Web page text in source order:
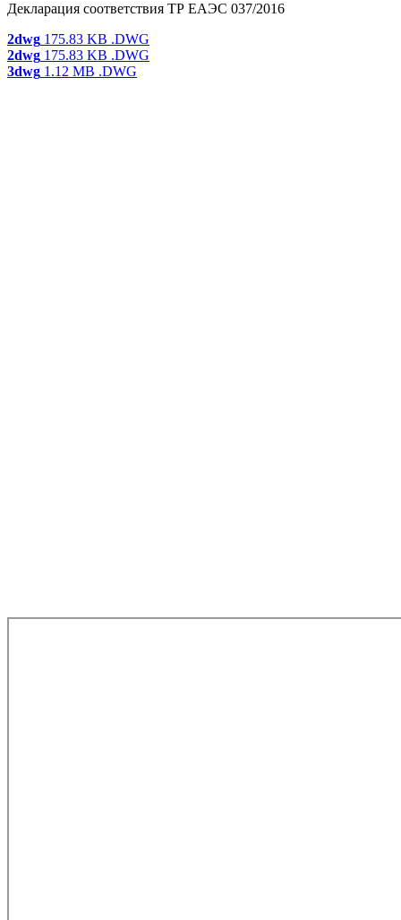
Декларация соответствия ТР ЕАЭС 037/2016
2dwg 175.83 KB .DWG
2dwg 175.83 KB .DWG
3dwg 1.12 MB .DWG